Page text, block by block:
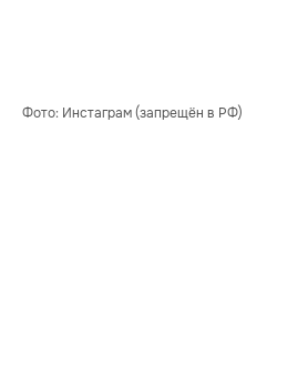
Фото: Инстаграм (запрещён в РФ)